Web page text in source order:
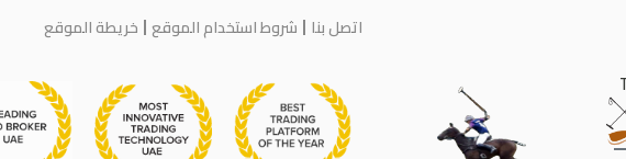
اتصل بنا شروط استخدام الموقع خريطة الموقع